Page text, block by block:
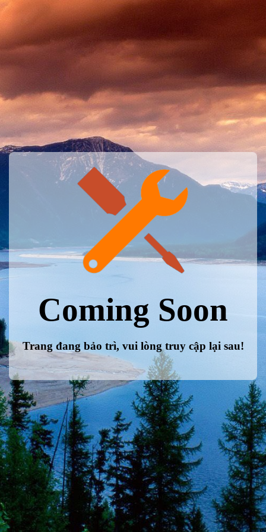
Coming Soon
Trang đang bảo trì, vui lòng truy cập lại sau!